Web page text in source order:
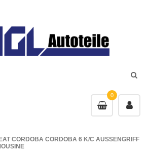
0
CORDOBA CORDOBA 6 K/C AUSSENGRIFF